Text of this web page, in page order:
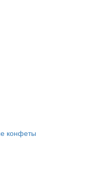
конфеты